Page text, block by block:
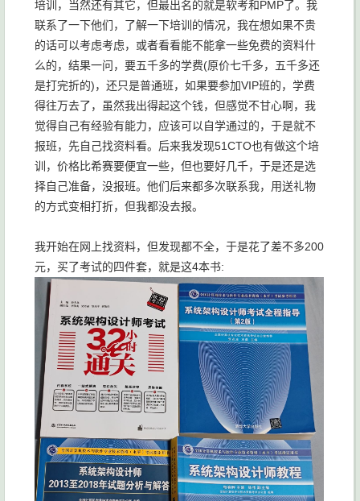
培训，当然还有其它，但最出名的就是软考和PMP了。我
联系了一下他们，了解一下培训的情况，我在想如果不贵
的话可以考虑考虑，或者看看能不能拿一些免费的资料什
么的，结果一问，要五千多的学费(原价七千多，五千多还
是打完折的)，还只是普通班，如果要参加VIP班的，学费
得往万去了，虽然我出得起这个钱，但感觉不甘心啊，我
觉得自己有经验有能力，应该可以自学通过的，于是就不
报班，先自己找资料看。后来我发现51CTO也有做这个培
训，价格比希赛要便宜一些，但也要好几千，于是还是选
择自己准备，没报班。他们后来都多次联系我，用送礼物
的方式变相打折，但我都没去报。
我开始在网上找资料，但发现都不全，于是花了差不多200
元，买了考试的四件套，就是这4本书: